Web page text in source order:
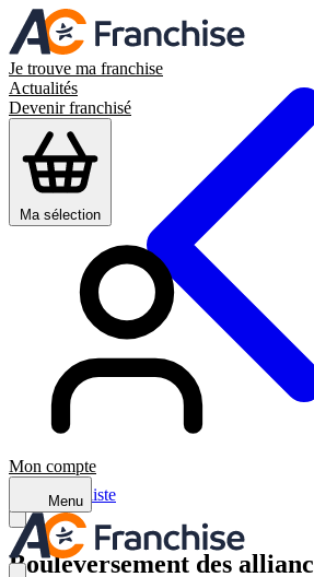
Je trouve ma franchise
Actualités
Devenir franchisé
Ma sélection
Mon compte
Menu
Retour à la liste
Bouleversement des